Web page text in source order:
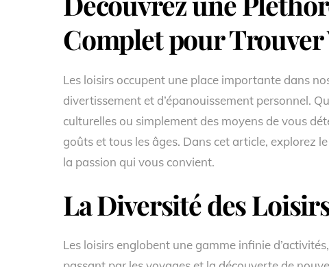
Complet pour Trouver
Les loisirs occupent une place importante dans
divertissement et d’épanouissement personnel.
culturelles ou simplement des moyens de vous
goûts et tous les âges. Dans cet article, explorez
la passion qui vous convient.
La Diversité des
Les loisirs englobent une gamme infinie